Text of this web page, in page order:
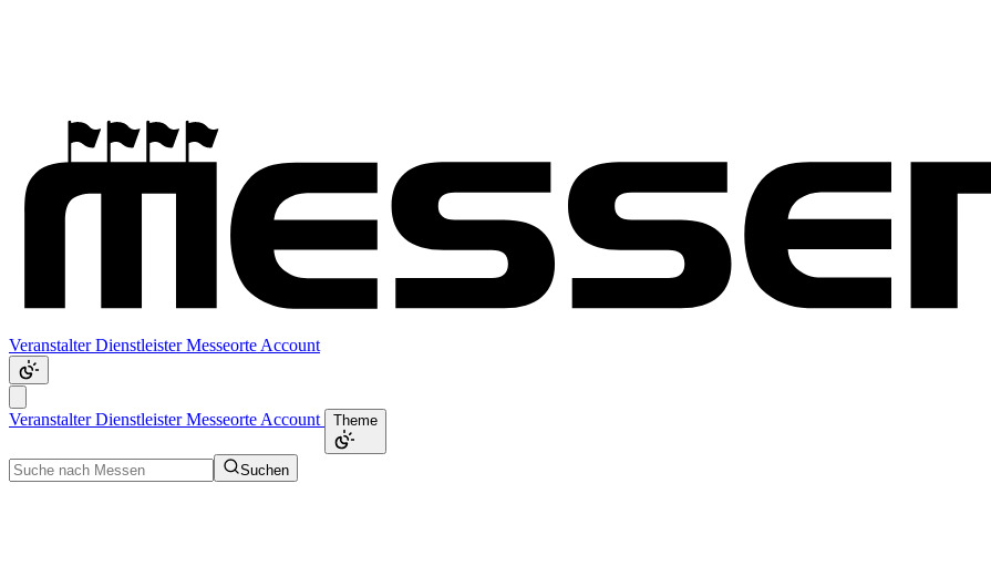
VeranstalterDienstleisterMesseorte Account
VeranstalterDienstleisterMesseorte Account Theme
Suchen